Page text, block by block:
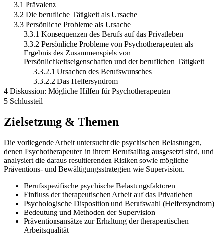
3.1 Prävalenz
3.2 Die berufliche Tätigkeit als Ursache
3.3 Persönliche Probleme als Ursache
3.3.1 Konsequenzen des Berufs auf das Privatleben
3.3.2 Persönliche Probleme von Psychotherapeuten als
Ergebnis des Zusammenspiels von
Persönlichkeitseigenschaften und der beruflichen Tätigkeit
3.3.2.1 Ursachen des Berufswunsches
3.3.2.2 Das Helfersyndrom
4 Diskussion: Mögliche Hilfen für Psychotherapeuten
5 Schlussteil
Zielsetzung & Themen
Die vorliegende Arbeit untersucht die psychischen Belastungen,
denen Psychotherapeuten in ihrem Berufsalltag ausgesetzt sind, und
analysiert die daraus resultierenden Risiken sowie mögliche
Präventions- und Bewältigungsstrategien wie Supervision.
Berufsspezifische psychische Belastungsfaktoren
Einfluss der therapeutischen Arbeit auf das Privatleben
Psychologische Disposition und Berufswahl (Helfersyndrom)
Bedeutung und Methoden der Supervision
Präventionsansätze zur Erhaltung der therapeutischen
Arbeitsqualität